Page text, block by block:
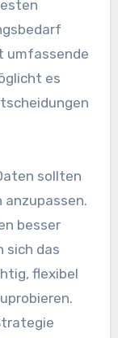
umfassende
es
sollten
anzupassen.
besser
sich das
flexibel